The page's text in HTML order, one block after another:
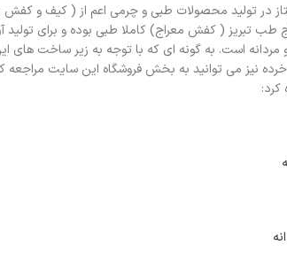
در تولید محصولات طبی و چرمی اعم از ( کیف و کفش
تبریز ( کفش معراج) کاملا طبی بوده و برای تولید
است. به گونه ای که با توجه به زیر ساخت های
نیز می توانید به بخش فروشگاه این سایت مراجعه
کرد: